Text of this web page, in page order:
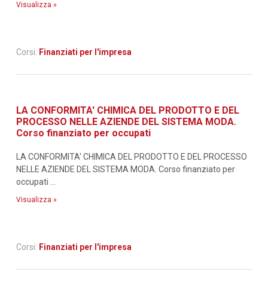
Visualizza »
Corsi: Finanziati per l'impresa
LA CONFORMITA' CHIMICA DEL PRODOTTO E DEL
PROCESSO NELLE AZIENDE DEL SISTEMA MODA.
Corso finanziato per occupati
LA CONFORMITA' CHIMICA DEL PRODOTTO E DEL PROCESSO
NELLE AZIENDE DEL SISTEMA MODA. Corso finanziato per
occupati ...
Visualizza »
Corsi: Finanziati per l'impresa